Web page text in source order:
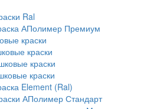
Ral
АПолимер Премиум
краски
краски
краски
краски
Element (Ral)
АПолимер Стандарт